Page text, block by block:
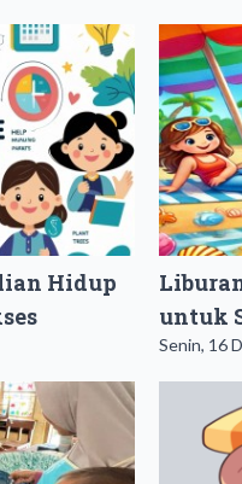
Hidup
untuk
Senin, 16